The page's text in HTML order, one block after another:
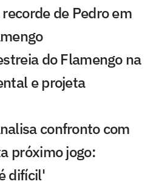
de Pedro em
do Flamengo na
e projeta
confronto com
próximo jogo:
difícil'